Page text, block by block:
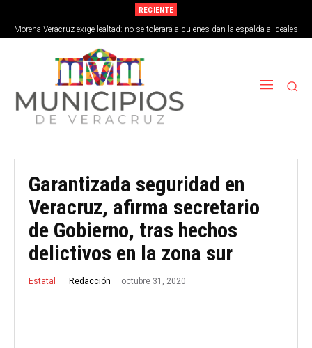
RECIENTE
Morena Veracruz exige lealtad: no se tolerará a quienes dan la espalda a ideales
de la 4T
Garantizada seguridad en
Veracruz, afirma secretario
de Gobierno, tras hechos
delictivos en la zona sur
Estatal Redacción octubre 31, 2020